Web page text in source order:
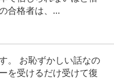
り
（映画・ドラマ)】進行管理
提供：doda
合格者は、...
。 お恥ずかしい話なの
を受けるだけ受けて復